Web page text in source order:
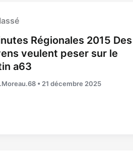
Régionales 2015 Des
veulent peser sur le
a63
• 21 décembre 2025